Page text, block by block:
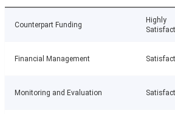
Counterpart Funding
Highly
Financial Management
Monitoring and Evaluation